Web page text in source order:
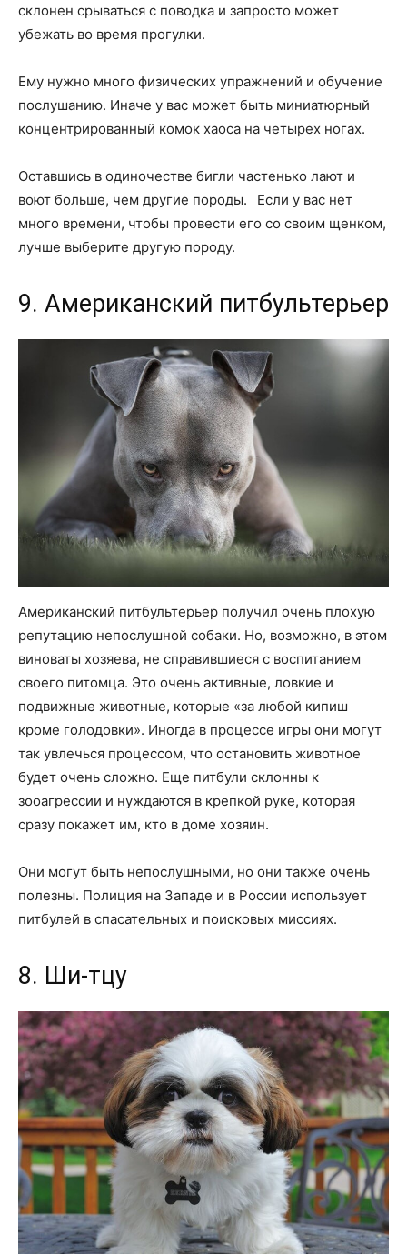
склонен срываться с поводка и запросто может
убежать во время прогулки.
Ему нужно много физических упражнений и обучение
послушанию. Иначе у вас может быть миниатюрный
концентрированный комок хаоса на четырех ногах.
Оставшись в одиночестве бигли частенько лают и
воют больше, чем другие породы. Если у вас нет
много времени, чтобы провести его со своим щенком,
лучше выберите другую породу.
9. Американский питбультерьер
Американский питбультерьер получил очень плохую
репутацию непослушной собаки. Но, возможно, в этом
виноваты хозяева, не справившиеся с воспитанием
своего питомца. Это очень активные, ловкие и
подвижные животные, которые «за любой кипиш
кроме голодовки». Иногда в процессе игры они могут
так увлечься процессом, что остановить животное
будет очень сложно. Еще питбули склонны к
зооагрессии и нуждаются в крепкой руке, которая
сразу покажет им, кто в доме хозяин.
Они могут быть непослушными, но они также очень
полезны. Полиция на Западе и в России использует
питбулей в спасательных и поисковых миссиях.
8. Ши-тцу